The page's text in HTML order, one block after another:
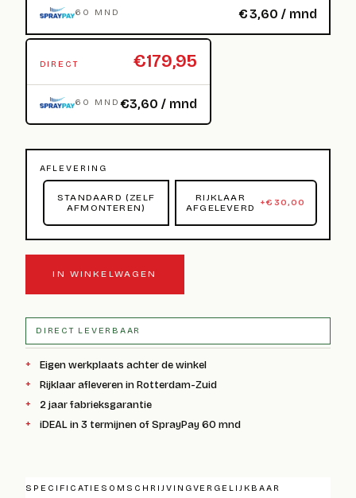
60 MND €3,60 / mnd
DIRECT €179,95
60 MND€3,60 / mnd
AFLEVERING
STANDAARD (ZELF
AFMONTEREN)
RIJKLAAR
AFGELEVERD
+€ 30,00
IN WINKELWAGEN
DIRECT LEVERBAAR
Eigen werkplaats achter de winkel
Rijklaar afleveren in Rotterdam-Zuid
2 jaar fabrieksgarantie
iDEAL in 3 termijnen of SprayPay 60 mnd
SPECIFICATIES OMSCHRIJVINGVERGELIJKBAAR